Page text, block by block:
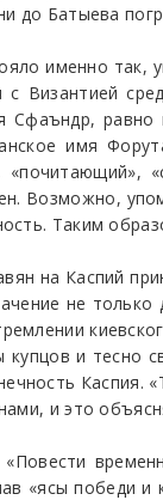
до Батыева
именно так,
Византией
равно
имя
«почитающий»,
Возможно,
Таким
на Каспий
не только
и тесно
Каспия.
и это
«Повести
«ясы победи